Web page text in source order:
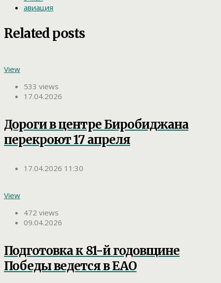
авиация
Related posts
View
533 views
17.04.2026
Дороги в центре Биробиджана
перекроют 17 апреля
17.04.2026 11:30
View
472 views
09.04.2026
Подготовка к 81-й годовщине
Победы ведется в ЕАО